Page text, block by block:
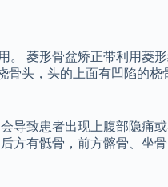
菱形骨盆矫正带利用菱
头，头的上面有凹陷的
导致患者出现上腹部隐痛
方有骶骨，前方髂骨、坐骨